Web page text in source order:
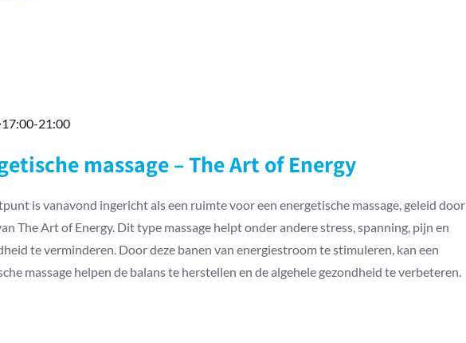
-21:00
massage – The Art of Energy
is vanavond ingericht als een ruimte voor een energetische massage, geleid door
The Art of Energy. Dit type massage helpt onder andere stress, spanning, pijn en
te verminderen. Door deze banen van energiestroom te stimuleren, kan een
massage helpen de balans te herstellen en de algehele gezondheid te verbeteren.